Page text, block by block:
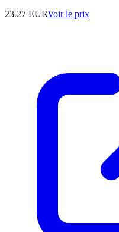
23.27 EURVoir le prix